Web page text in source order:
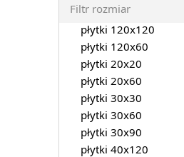
Filtr rozmiar
płytki 120x120
płytki 120x60
płytki 20x20
płytki 20x60
płytki 30x30
płytki 30x60
płytki 30x90
płytki 40x120